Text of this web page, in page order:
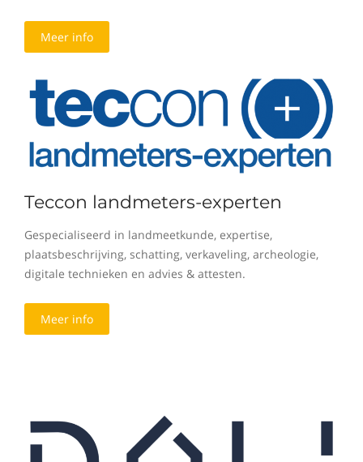
Meer info
Teccon landmeters-experten
Gespecialiseerd in landmeetkunde, expertise,
plaatsbeschrijving, schatting, verkaveling, archeologie,
digitale technieken en advies & attesten.
Meer info